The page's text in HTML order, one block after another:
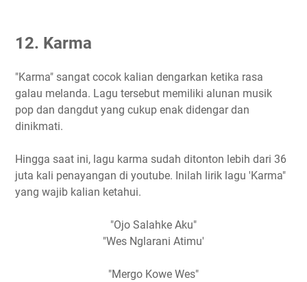
12. Karma
"Karma" sangat cocok kalian dengarkan ketika rasa
galau melanda. Lagu tersebut memiliki alunan musik
pop dan dangdut yang cukup enak didengar dan
dinikmati.
Hingga saat ini, lagu karma sudah ditonton lebih dari 36
juta kali penayangan di youtube. Inilah lirik lagu 'Karma"
yang wajib kalian ketahui.
"Ojo Salahke Aku"
"Wes Nglarani Atimu'
"Mergo Kowe Wes"